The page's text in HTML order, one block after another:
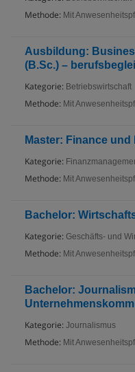
Methode: Mit
Ausbildung:
(B.Sc.) –
Kategorie: Betriebswirtschaft
Methode: Mit
Master: Finance und
Kategorie:
Methode: Mit
Bachelor:
Kategorie: Geschäfts- und
Methode: Mit
Bachelor:
Kategorie: Journalismus
Methode: Mit